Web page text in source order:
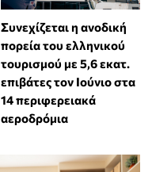
Συνεχίζεται η ανοδική
πορεία του ελληνικού
τουρισμού με 5,6 εκατ.
επιβάτες τον Ιούνιο στα
14 περιφερειακά
αεροδρόμια